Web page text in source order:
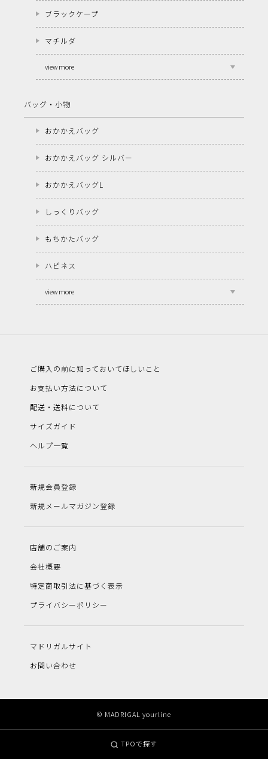
ブラックケープ
マチルダ
view more
バッグ・小物
おかかえバッグ
おかかえバッグ シルバー
おかかえバッグL
しっくりバッグ
もちかたバッグ
ハピネス
view more
TPOで探す
ご購入の前に知っておいてほしいこと
お支払い方法について
配送・送料について
サイズガイド
ヘルプ一覧
新規会員登録
新規メールマガジン登録
店舗のご案内
会社概要
特定商取引法に基づく表示
プライバシーポリシー
マドリガルサイト
お問い合わせ
© MADRIGAL yourline